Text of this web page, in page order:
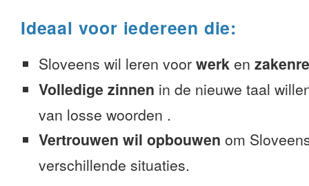
Ideaal voor iedereen die:
Sloveens wil leren voor werk en
Volledige zinnen in de nieuwe taal
van losse woorden .
Vertrouwen wil opbouwen om
verschillende situaties.